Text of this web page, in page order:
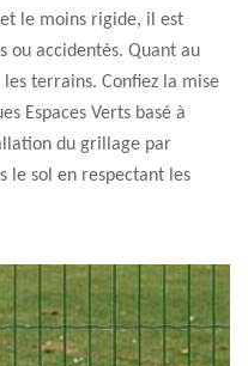
le moins rigide, il est
ou accidentés. Quant au
terrains. Confiez la mise
Espaces Verts basé à
du grillage par
le sol en respectant les